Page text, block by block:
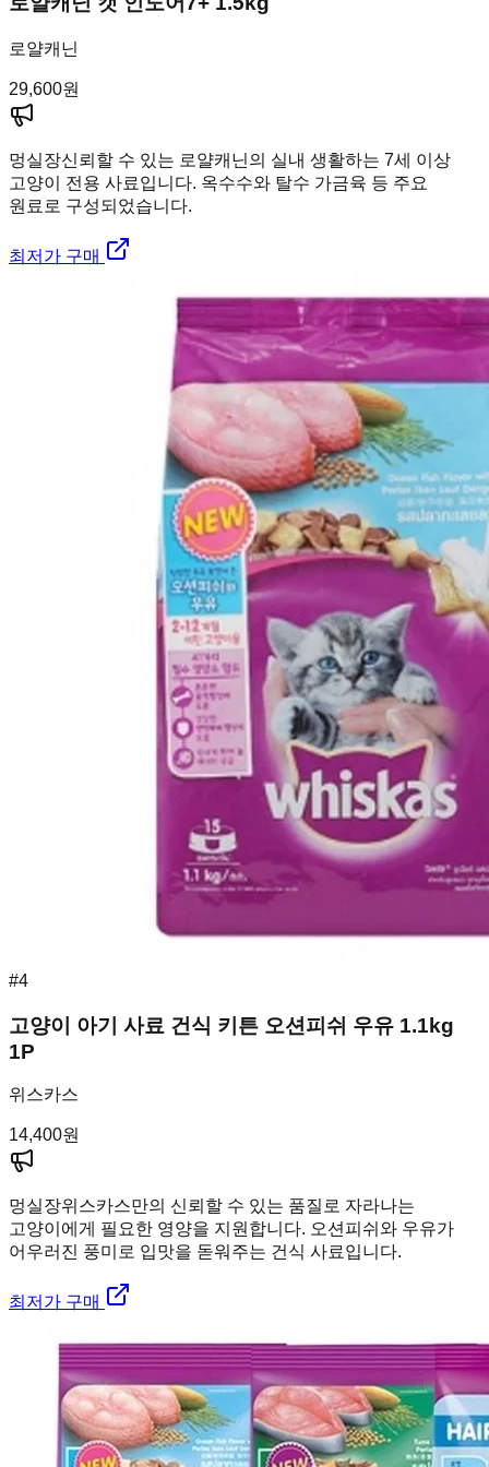
로얄캐닌
29,600원
멍실장신뢰할 수 있는 로얄캐닌의 실내 생활하는 7세 이상
고양이 전용 사료입니다. 옥수수와 탈수 가금육 등 주요
원료로 구성되었습니다.
최저가 구매
#4
고양이 아기 사료 건식 키튼 오션피쉬 우유 1.1kg
1P
위스카스
14,400원
멍실장위스카스만의 신뢰할 수 있는 품질로 자라나는
고양이에게 필요한 영양을 지원합니다. 오션피쉬와 우유가
어우러진 풍미로 입맛을 돋워주는 건식 사료입니다.
최저가 구매